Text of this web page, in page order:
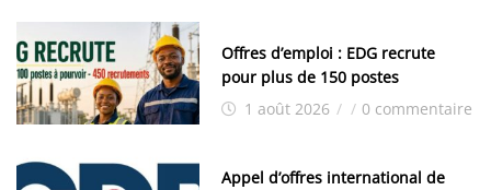
Offres d’emploi : EDG recrute
pour plus de 150 postes
1 août 2026 / / 0 commentaire
Appel d’offres international de